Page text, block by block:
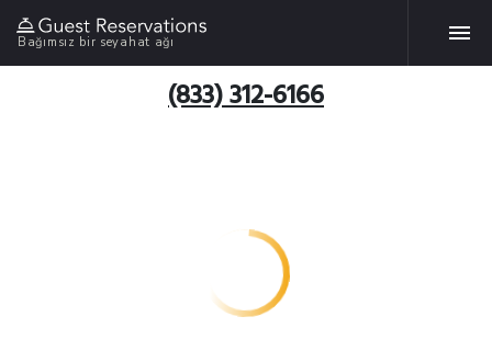
Bağımsız bir seyahat ağı
(833) 312-6166